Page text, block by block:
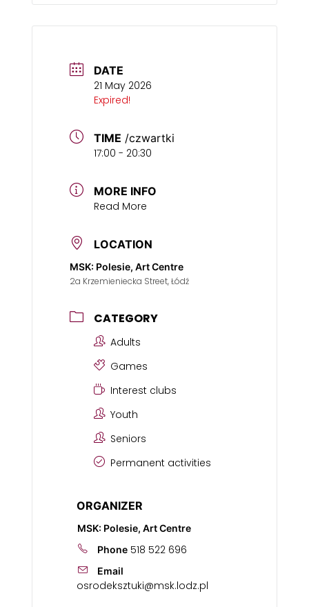
DATE
21 May 2026
Expired!
TIME /czwartki
17:00 - 20:30
MORE INFO
Read More
LOCATION
MSK: Polesie, Art Centre
2a Krzemieniecka Street, Łódź
CATEGORY
Adults
Games
Interest clubs
Youth
Seniors
Permanent activities
ORGANIZER
MSK: Polesie, Art Centre
Phone 518 522 696
Email
osrodeksztuki@msk.lodz.pl